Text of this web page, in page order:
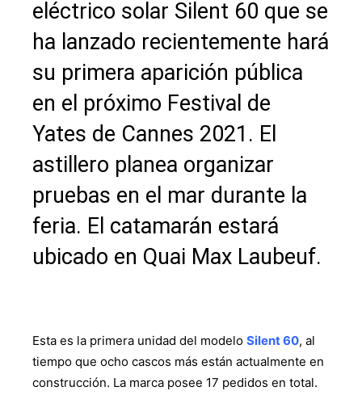
eléctrico solar Silent 60 que se
ha lanzado recientemente hará
su primera aparición pública
en el próximo Festival de
Yates de Cannes 2021. El
astillero planea organizar
pruebas en el mar durante la
feria. El catamarán estará
ubicado en Quai Max Laubeuf.
Esta es la primera unidad del modelo Silent 60, al
tiempo que ocho cascos más están actualmente en
construcción. La marca posee 17 pedidos en total.